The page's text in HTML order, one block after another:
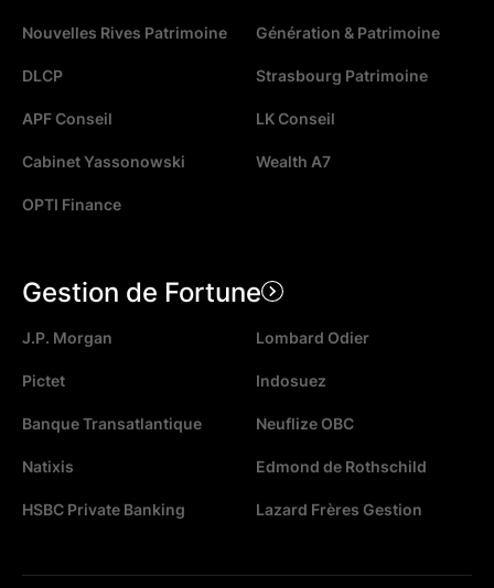
Nouvelles Rives Patrimoine Génération & Patrimoine
DLCP Strasbourg Patrimoine
APF Conseil LK Conseil
Cabinet Yassonowski Wealth A7
OPTI Finance
Gestion de Fortune
J.P. Morgan Lombard Odier
Pictet Indosuez
Banque Transatlantique Neuflize OBC
Natixis Edmond de Rothschild
HSBC Private Banking Lazard Frères Gestion